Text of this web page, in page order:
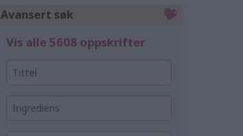
Avansert søk
Vis alle 5608 oppskrifter